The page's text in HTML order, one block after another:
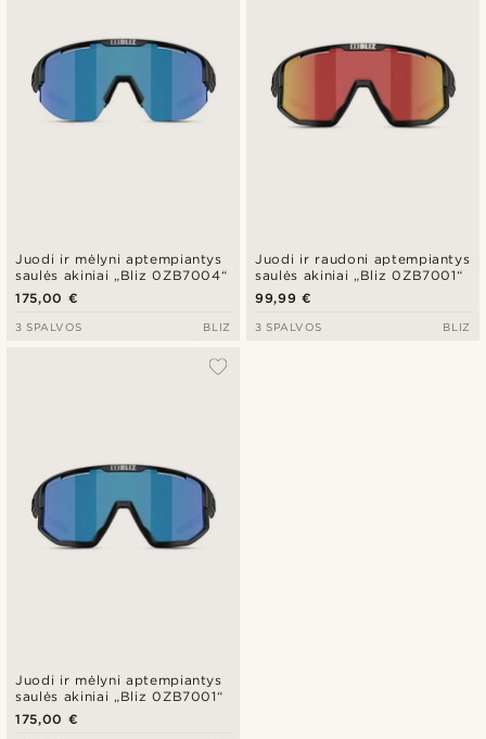
Juodi ir mėlyni aptempiantys
saulės akiniai „Bliz 0ZB7004“
175,00 €
3 SPALVOS BLIZ
Juodi ir raudoni aptempiantys
saulės akiniai „Bliz 0ZB7001“
99,99 €
3 SPALVOS BLIZ
Juodi ir mėlyni aptempiantys
saulės akiniai „Bliz 0ZB7001“
175,00 €